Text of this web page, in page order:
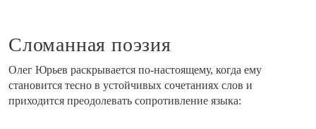
Сломанная поэзия
Олег Юрьев раскрывается по-настоящему, когда ему
становится тесно в устойчивых сочетаниях слов и
приходится преодолевать сопротивление языка: